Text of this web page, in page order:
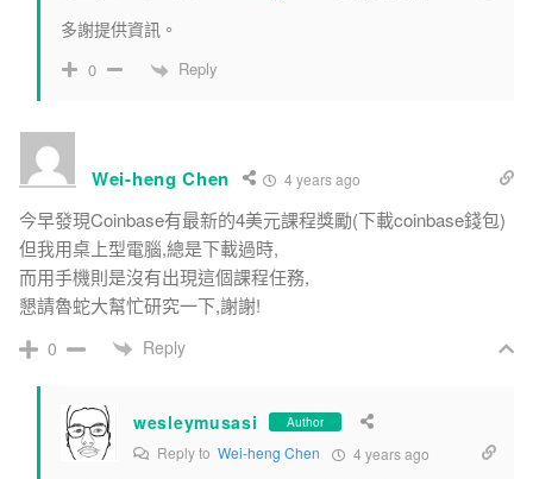
多謝提供資訊。
0 Reply
Wei-heng Chen 4 years ago
今早發現Coinbase有最新的4美元課程獎勵(下載coinbase錢包)
但我用桌上型電腦,總是下載過時,
而用手機則是沒有出現這個課程任務,
懇請魯蛇大幫忙研究一下,謝謝!
0 Reply
wesleymusasi Author
Reply to Wei-heng Chen 4 years ago